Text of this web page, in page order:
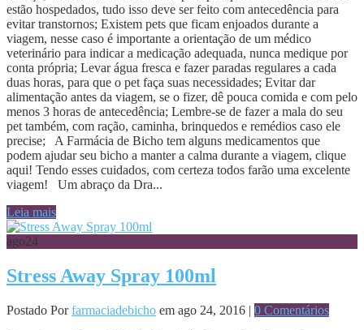
estão hospedados, tudo isso deve ser feito com antecedência para
evitar transtornos; Existem pets que ficam enjoados durante a
viagem, nesse caso é importante a orientação de um médico
veterinário para indicar a medicação adequada, nunca medique por
conta própria; Levar água fresca e fazer paradas regulares a cada
duas horas, para que o pet faça suas necessidades; Evitar dar
alimentação antes da viagem, se o fizer, dê pouca comida e com pelo
menos 3 horas de antecedência; Lembre-se de fazer a mala do seu
pet também, com ração, caminha, brinquedos e remédios caso ele
precise; A Farmácia de Bicho tem alguns medicamentos que
podem ajudar seu bicho a manter a calma durante a viagem, clique
aqui! Tendo esses cuidados, com certeza todos farão uma excelente
viagem! Um abraço da Dra...
Leia mais
ago24
Stress Away Spray 100ml
Postado Porfarmaciadebicho em ago 24, 2016 | 0 Comentários